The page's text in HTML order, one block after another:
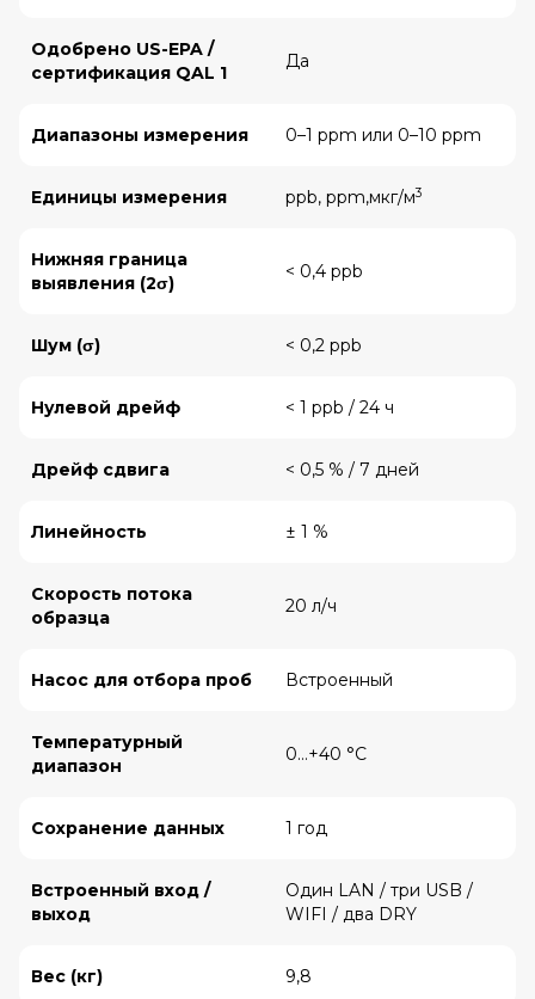
Одобрено US-EPA /
сертификация QAL 1
Да
Диапазоны измерения 0–1 ppm или 0–10 ppm
Единицы измерения ppb, ppm,мкг/м3
Нижняя граница
выявления (2σ)
< 0,4 ppb
Шум (σ) < 0,2 ppb
Нулевой дрейф < 1 ppb / 24 ч
Дрейф сдвига < 0,5 % / 7 дней
Линейность ± 1 %
Скорость потока
образца
20 л/ч
Насос для отбора проб Встроенный
Температурный
диапазон
0…+40 °C
Сохранение данных 1 год
Встроенный вход /
выход
Один LAN / три USB /
WIFI / два DRY
Вес (кг) 9,8